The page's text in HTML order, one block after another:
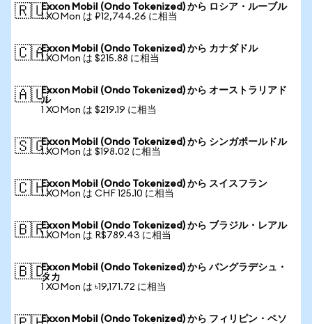
🇷🇺Exxon Mobil (Ondo Tokenized) から ロシア・ルーブル
1 XOMon は ₽12,744.26 に相当
🇨🇦Exxon Mobil (Ondo Tokenized) から カナダドル
1 XOMon は $215.88 に相当
🇦🇺Exxon Mobil (Ondo Tokenized) から オーストラリアド
ル
1 XOMon は $219.19 に相当
🇸🇬Exxon Mobil (Ondo Tokenized) から シンガポールドル
1 XOMon は $198.02 に相当
🇨🇭Exxon Mobil (Ondo Tokenized) から スイスフラン
1 XOMon は CHF 125.10 に相当
🇧🇷Exxon Mobil (Ondo Tokenized) から ブラジル・レアル
1 XOMon は R$789.43 に相当
🇧🇩Exxon Mobil (Ondo Tokenized) から バングラデシュ・
タカ
1 XOMon は ৳19,171.72 に相当
Exxon Mobil (Ondo Tokenized) から フィリピン・ペソ